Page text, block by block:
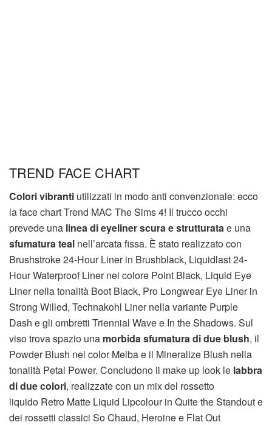
TREND FACE CHART
Colori vibranti utilizzati in modo anti convenzionale: ecco
la face chart Trend MAC The Sims 4! Il trucco occhi
prevede una linea di eyeliner scura e strutturatae una
sfumatura teal nell’arcata fissa. È stato realizzato con
Brushstroke 24-Hour Liner in Brushblack, Liquidlast 24-
Hour Waterproof Liner nel colore Point Black, Liquid Eye
Liner nella tonalità Boot Black, Pro Longwear Eye Liner in
Strong Willed, Technakohl Liner nella variante Purple
Dash e gli ombretti Triennial Wave e In the Shadows. Sul
viso trova spazio una morbida sfumatura di due blush, il
Powder Blush nel color Melba e il Mineralize Blush nella
tonalità Petal Power. Concludono il make up look le labbra
di due colori, realizzate con un mix del rossetto
liquido Retro Matte Liquid Lipcolour in Quite the Standout e
dei rossetti classici So Chaud, Heroine e Flat Out